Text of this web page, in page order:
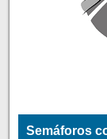
Semáforos